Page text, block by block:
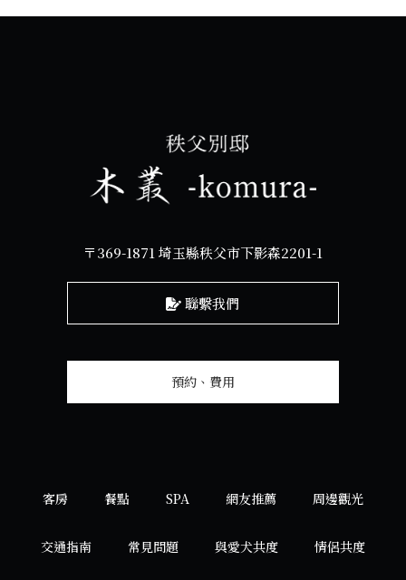
〒369-1871 埼玉縣秩父市下影森2201-1
聯繫我們
預約、費用
客房 餐點 SPA 網友推薦 周邊觀光
交通指南 常見問題 與愛犬共度 情侶共度